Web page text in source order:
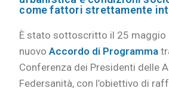
come fattori strettamente
È stato sottoscritto il 25 maggio
nuovoAccordo di Programma
Conferenza dei Presidenti delle
Federsanità, con l’obiettivo di